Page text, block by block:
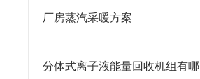
厂房蒸汽采暖方案
分体式离子液能量回收机组有哪